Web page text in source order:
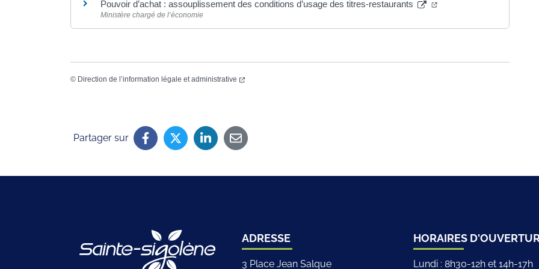
Pouvoir d’achat : assouplissement des conditions d’usage des titres-restaurants
Ministère chargé de l’économie
© Direction de l’information légale et administrative
Partager sur
Logo Site officiel de la ville de Sainte-Sigolène
ADRESSE
3 Place Jean Salque
HORAIRES
Lundi : 8h30-12h et 14h-17h